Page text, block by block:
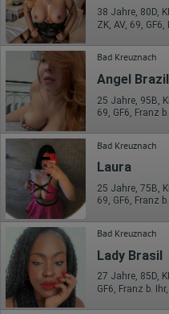
ZK, AV, 69,
Bad Kreuznach
Angel Brazil
Bad Kreuznach
Laura
Bad Kreuznach
Lady Brasil
27 Jahre, 85D,